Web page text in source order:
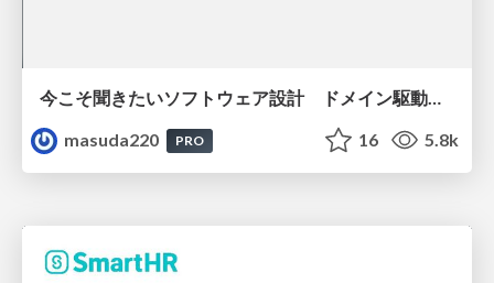
今こそ聞きたいソフトウェア設計 ドメイン駆動設計再入門
masuda220
PRO 16 5.8k